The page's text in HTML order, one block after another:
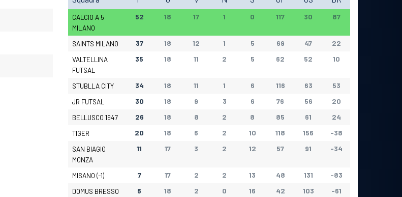
CALCIO A 5
MILANO
52 18 17 1 0 117 30 87
SAINTS MILANO 37 18 12 1 5 69 47
22
VALTELLINA
FUTSAL
35 18 11 2 5 62 52 10
STUBLLA CITY 34 18 11 1 6 116 63
53
JR FUTSAL
30 18 9 3 6 76 56
20
BELLUSCO 1947
26 18 8 2 8 85 61
24
TIGER
20 18 6 2 10 118 156
-38
SAN BIAGIO
MONZA
11 17 3 2 12 57 91 -34
MISANO (-1) 7 17 2 2 13 48 131
-83
DOMUS BRESSO
6 18 2 0 16 42 103 -61